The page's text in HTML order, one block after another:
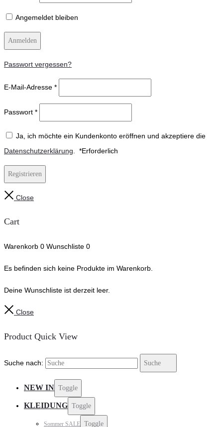
Angemeldet bleiben
Anmelden
Passwort vergessen?
E-Mail-Adresse *
Passwort *
Ja, ich möchte ein Kundenkonto eröffnen und akzeptiere die
Datenschutzerklärung
*Erforderlich
Registrieren
Close
Cart
Warenkorb 0 Wunschliste 0
Es befinden sich keine Produkte im Warenkorb.
Deine Wunschliste ist derzeit leer.
Close
Product Quick View
Suche nach: Suche
NEW IN Toggle
KLEIDUNG Toggle
Sommer SALE Toggle